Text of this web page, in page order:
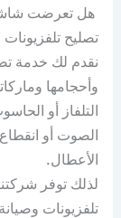
هل تعرضت
تصليح
نقدم لك خدمة
وأحجامها
التلفاز أو
الصوت أو
الأعطال.
لذلك توفر
تلفزيونات